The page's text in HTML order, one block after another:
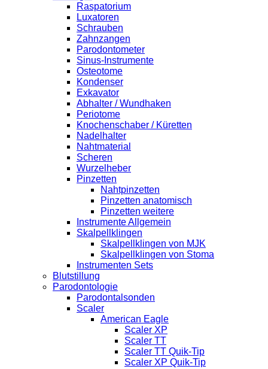
Raspatorium
Luxatoren
Schrauben
Zahnzangen
Parodontometer
Sinus-Instrumente
Osteotome
Kondenser
Exkavator
Abhalter / Wundhaken
Periotome
Knochenschaber / Küretten
Nadelhalter
Nahtmaterial
Scheren
Wurzelheber
Pinzetten
Nahtpinzetten
Pinzetten anatomisch
Pinzetten weitere
Instrumente Allgemein
Skalpellklingen
Skalpellklingen von MJK
Skalpellklingen von Stoma
Instrumenten Sets
Blutstillung
Parodontologie
Parodontalsonden
Scaler
American Eagle
Scaler XP
Scaler TT
Scaler TT Quik-Tip
Scaler XP Quik-Tip